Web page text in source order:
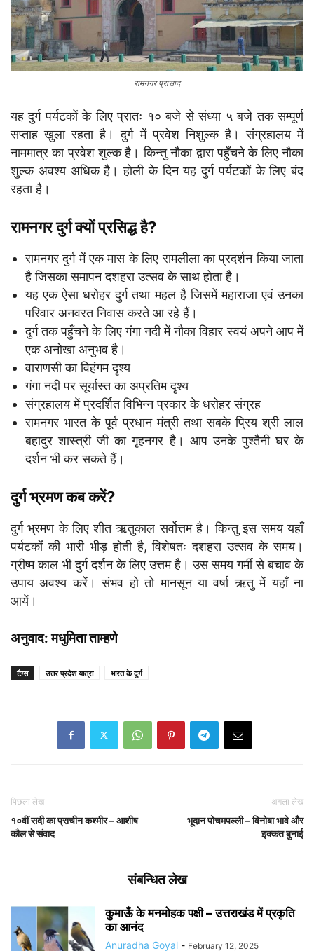
रामनगर प्रासाद
यह दुर्ग पर्यटकों के लिए प्रातः १० बजे से संध्या ५ बजे तक सम्पूर्ण
सप्ताह खुला रहता है। दुर्ग में प्रवेश निशुल्क है। संग्रहालय में
नाममात्र का प्रवेश शुल्क है। किन्तु नौका द्वारा पहुँचने के लिए नौका
शुल्क अवश्य अधिक है। होली के दिन यह दुर्ग पर्यटकों के लिए बंद
रहता है।
रामनगर दुर्ग क्यों प्रसिद्ध है?
रामनगर दुर्ग में एक मास के लिए रामलीला का प्रदर्शन किया जाता
है जिसका समापन दशहरा उत्सव के साथ होता है।
यह एक ऐसा धरोहर दुर्ग तथा महल है जिसमें महाराजा एवं उनका
परिवार अनवरत निवास करते आ रहे हैं।
दुर्ग तक पहुँचने के लिए गंगा नदी में नौका विहार स्वयं अपने आप में
एक अनोखा अनुभव है।
वाराणसी का विहंगम दृश्य
गंगा नदी पर सूर्यास्त का अप्रतिम दृश्य
संग्रहालय में प्रदर्शित विभिन्न प्रकार के धरोहर संग्रह
रामनगर भारत के पूर्व प्रधान मंत्री तथा सबके प्रिय श्री लाल
बहादुर शास्त्री जी का गृहनगर है। आप उनके पुश्तैनी घर के
दर्शन भी कर सकते हैं।
दुर्ग भ्रमण कब करें?
दुर्ग भ्रमण के लिए शीत ऋतुकाल सर्वोत्तम है। किन्तु इस समय यहाँ
पर्यटकों की भारी भीड़ होती है, विशेषतः दशहरा उत्सव के समय।
ग्रीष्म काल भी दुर्ग दर्शन के लिए उत्तम है। उस समय गर्मी से बचाव के
उपाय अवश्य करें। संभव हो तो मानसून या वर्षा ऋतु में यहाँ ना
आयें।
अनुवाद: मधुमिता ताम्हणे
टैग्स उत्तर प्रदेश यात्रा भारत के दुर्ग
पिछला लेख
१०वीं सदी का प्राचीन कश्मीर – आशीष
कौल से संवाद
अगला लेख
भूदान पोचमपल्ली – विनोबा भावे और
इक्कत बुनाई
संबन्धित लेख
कुमाऊँ के मनमोहक पक्षी – उत्तराखंड में प्रकृति
का आनंद
Anuradha Goyal - February 12, 2025